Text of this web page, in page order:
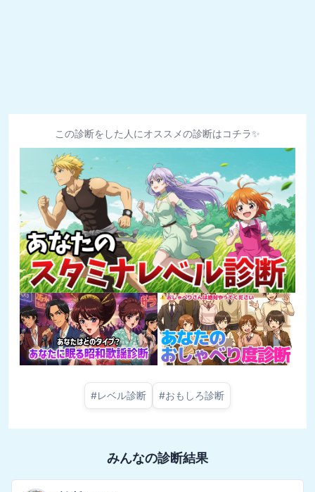
この診断をした人にオススメの診断はコチラ✨
#レベル診断 #おもしろ診断
みんなの診断結果